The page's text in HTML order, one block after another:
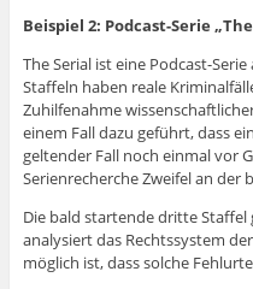
Beispiel 2: Podcast-Serie
The Serial ist eine Podcast-
Staffeln haben reale
Zuhilfenahme
einem Fall dazu geführt, dass
geltender Fall noch einmal vor
Serienrecherche Zweifel an
Die bald startende dritte
analysiert das Rechtssystem
möglich ist, dass solche